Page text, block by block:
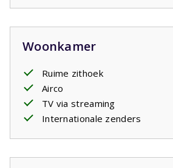
omdat dit huisaircoheeft.
Woonkamer
Ruime zithoek
Airco
TV via streaming
Internationale zenders